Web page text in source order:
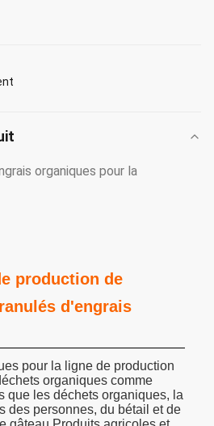
organiques pour la
production de
d'engrais
pour la ligne de production
organiques comme
que les déchets organiques, la
des personnes, du bétail et de